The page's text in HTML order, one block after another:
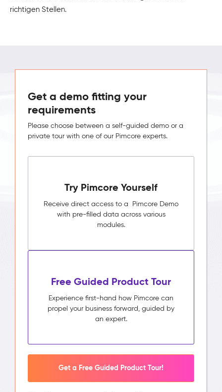
richtigen Stellen.
Get a demo fitting your
requirements
Please choose between a self-guided demo or a
private tour with one of our Pimcore experts.
Try Pimcore Yourself
Receive direct access to a Pimcore Demo
with pre-filled data across various
modules.
Free Guided Product Tour
Experience first-hand how Pimcore can
propel your business forward, guided by
an expert.
Get a Free Guided Product Tour!